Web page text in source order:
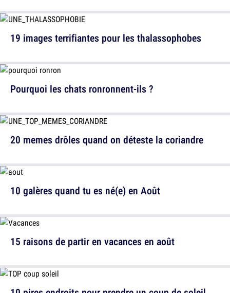
19 images terrifiantes pour les thalassophobes
20 memes drôles quand on déteste la coriandre
15 raisons de partir en vacances en août
Pourquoi les chats ronronnent-ils ?
10 galères quand tu es né(e) en Août